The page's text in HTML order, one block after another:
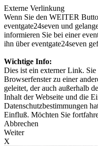
Externe Verlinkung
Wenn Sie den WEITER
eventgate24seven und
informieren Sie bei einer
ihn über eventgate24seven
Wichtige Info:
Dies ist ein externer Link.
Browserfenster zu einer
geleitet, der auch außerhalb
Inhalt der Webseite und die
Datenschutzbestimmungen
Einfluß. Möchten Sie
Abbrechen
Weiter
X